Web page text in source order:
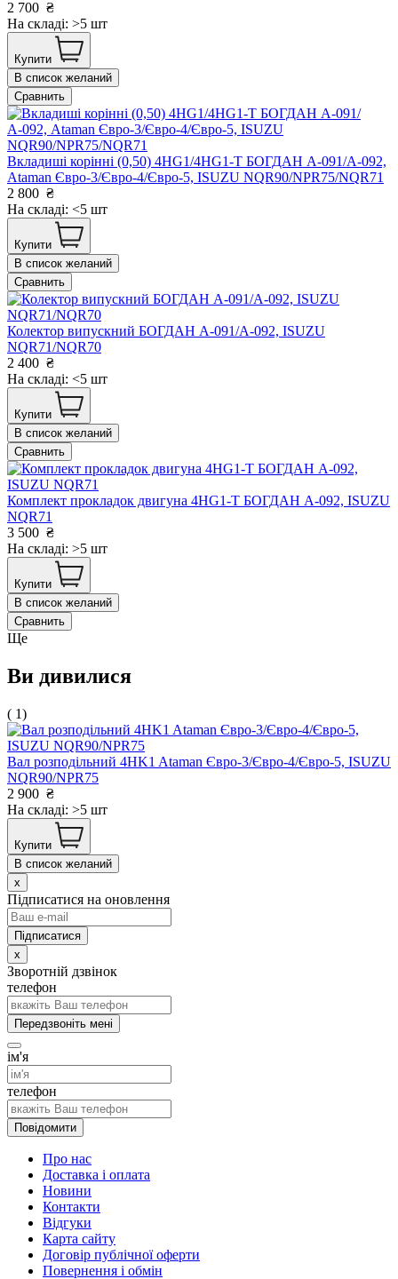
2 700 ₴
На складі: >5 шт
Купити
В список желаний
Сравнить
Вкладиші корінні (0,50) 4HG1/4HG1-T БОГДАН А-091/А-092,
Ataman Євро-3/Євро-4/Євро-5, ISUZU NQR90/NPR75/NQR71
2 800 ₴
На складі: <5 шт
Купити
В список желаний
Сравнить
Колектор випускний БОГДАН А-091/А-092, ISUZU
NQR71/NQR70
2 400 ₴
На складі: <5 шт
Купити
В список желаний
Сравнить
Комплект прокладок двигуна 4HG1-T БОГДАН А-092, ISUZU
NQR71
3 500 ₴
На складі: >5 шт
Купити
В список желаний
Сравнить
Ще
Ви дивилися
( 1)
Вал розподільний 4HK1 Ataman Євро-3/Євро-4/Євро-5, ISUZU
NQR90/NPR75
2 900 ₴
На складі: >5 шт
Купити
В список желаний
x
Підписатися на оновлення
x
Зворотній дзвінок
телефон
Передзвоніть мені
ім'я
телефон
Повідомити
Про нас
Доставка і оплата
Новини
Контакти
Відгуки
Карта сайту
Договір публічної оферти
Повернення і обмін